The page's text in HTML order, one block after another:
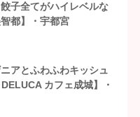
子全てがハイレベルな
都】・宇都宮
アとふわふわキッシュ
カフェ成城】・